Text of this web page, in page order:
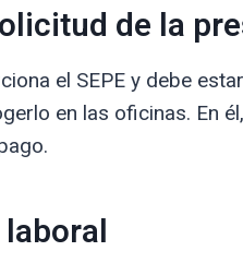
de la
el SEPE y debe
en las oficinas. En